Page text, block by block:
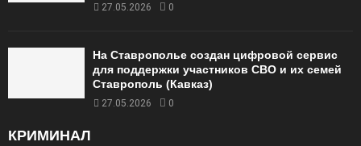
27.05.2026 0
На Ставрополье создан цифровой сервис
для поддержки участников СВО и их семей
Ставрополь (Кавказ)
27.05.2026 0
КРИМИНАЛ